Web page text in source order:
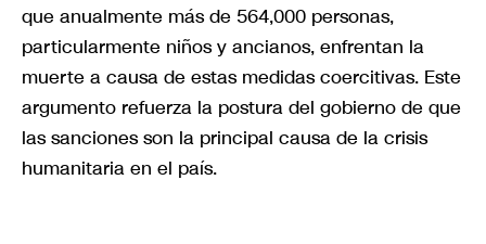
que anualmente más de 564,000 personas,
particularmente niños y ancianos, enfrentan la
muerte a causa de estas medidas coercitivas. Este
argumento refuerza la postura del gobierno de que
las sanciones son la principal causa de la crisis
humanitaria en el país.